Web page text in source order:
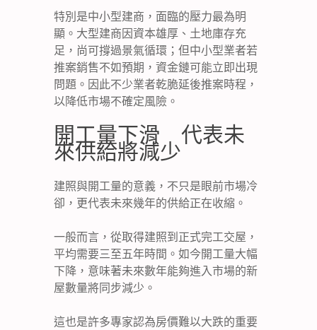
特別是中小型建商，面臨的壓力最為明
顯。大型建商因資本雄厚、土地庫存充
足，尚可撐過景氣循環；但中小型業者若
推案銷售不如預期，資金鏈可能立即出現
問題。因此不少業者乾脆延後推案時程，
以降低市場不確定風險。
開工量下滑 代表未
來供給將減少
建照與開工量的意義，不只是眼前市場冷
卻，更代表未來幾年的供給正在收縮。
一般而言，從取得建照到正式完工交屋，
平均需要三至五年時間。如今開工量大幅
下降，意味著未來數年能夠進入市場的新
屋數量將同步減少。
這也是許多專家認為房價難以大跌的重要